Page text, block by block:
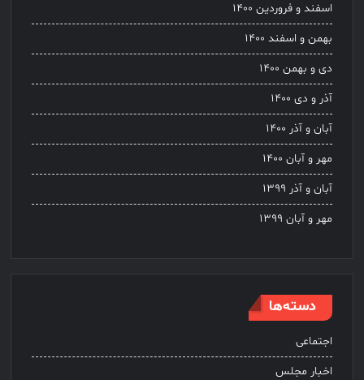
اسفند و فروردین ۱۴۰۰
بهمن و اسفند ۱۴۰۰
دی و بهمن ۱۴۰۰
آذر و دی ۱۴۰۰
آبان و آذر ۱۴۰۰
مهر و آبان ۱۴۰۰
آبان و آذر ۱۳۹۹
مهر و آبان ۱۳۹۹
دسته‌ها
اجتماعی
اخبار مجلس